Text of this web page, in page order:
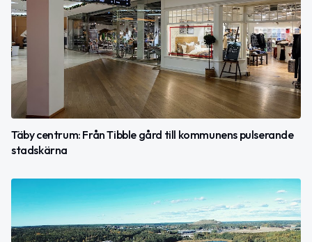
Täby centrum: Från Tibble gård till kommunens pulserande
stadskärna